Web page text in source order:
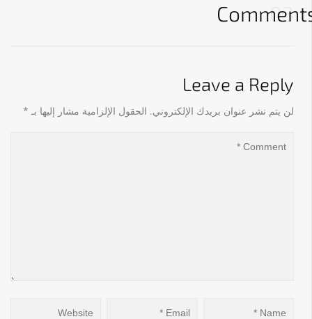
03
Leave a Reply
لن يتم نشر عنوان بريدك الإلكتروني. الحقول الإلزامية مشار إليها بـ *